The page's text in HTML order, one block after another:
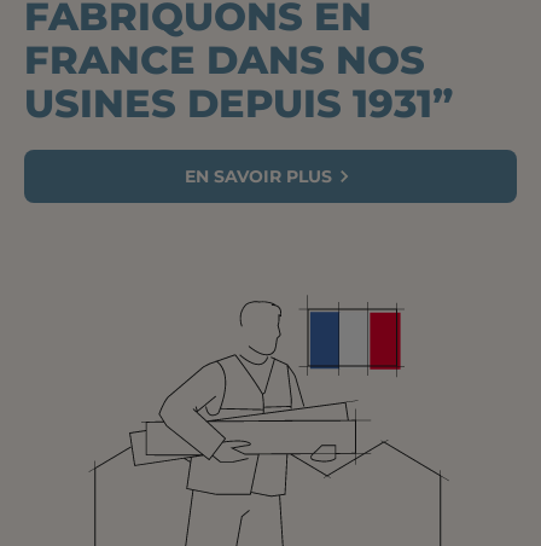
FABRIQUONS EN
FRANCE DANS NOS
USINES DEPUIS 1931”
EN SAVOIR PLUS